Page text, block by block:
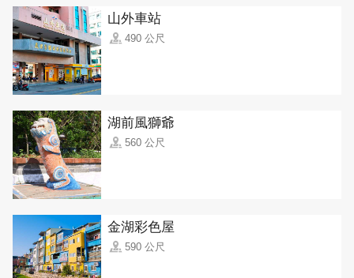
山外車站
490 公尺
湖前風獅爺
560 公尺
金湖彩色屋
590 公尺